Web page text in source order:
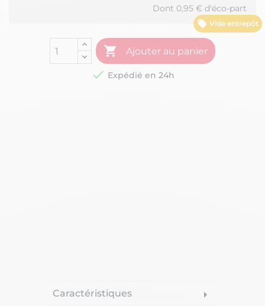
Vide entrepôt
Dont 0,95 € d'éco-part
 Ajouter au panier
 Expédié en 24h
Caractéristiques arrow_right